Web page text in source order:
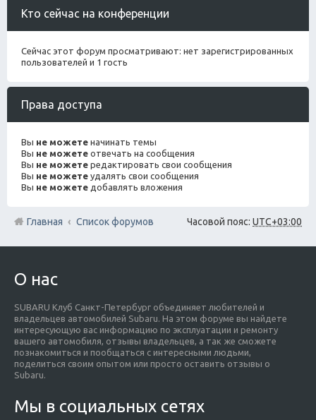
Кто сейчас на конференции
Сейчас этот форум просматривают: нет зарегистрированных
пользователей и 1 гость
Права доступа
Вы не можете начинать темы
Вы не можете отвечать на сообщения
Вы не можете редактировать свои сообщения
Вы не можете удалять свои сообщения
Вы не можете добавлять вложения
Часовой пояс: UTC+03:00
Главная Список форумов
О нас
SUBARU Клуб Санкт-Петербург объединяет любителей и
владельцев автомобилей Subaru. На этом форуме вы найдете
интересующую вас информацию по эксплуатации и ремонту
вашего автомобиля, отзывы владельцев, а так же сможете
познакомиться и пообщаться с интересными людьми,
поделиться своим опытом или просто оставить отзывы о
Subaru.
Мы в социальных сетях